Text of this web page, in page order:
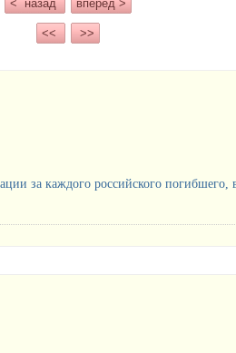
< назад вперёд >
<< >>
за каждого российского